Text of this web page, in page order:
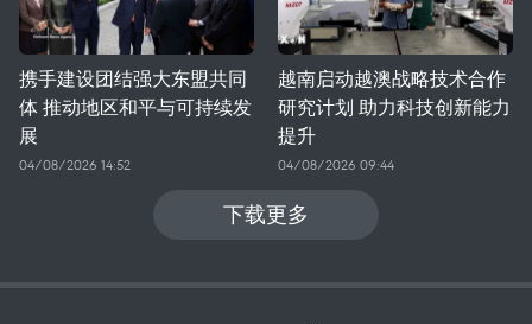
携手建设团结强大东盟共同
体 推动地区和平与可持续发
展
04/08/2026 14:52
越南启动越澳战略技术合作
研究计划 助力科技创新能力
提升
04/08/2026 09:44
下载更多